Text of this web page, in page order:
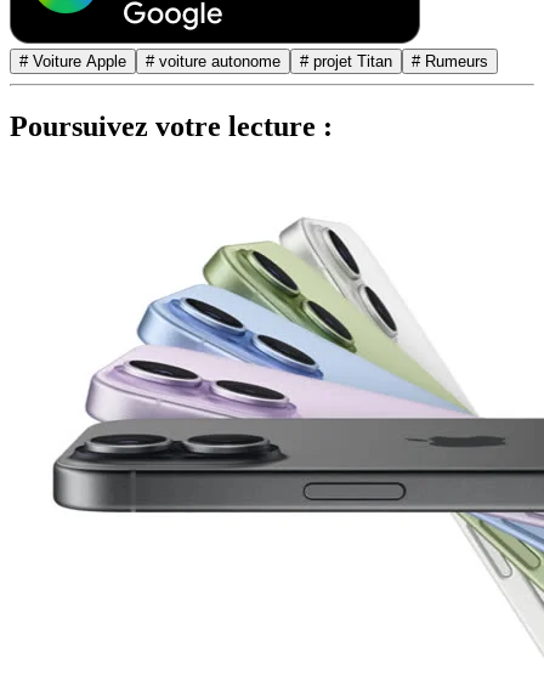
# Voiture Apple # voiture autonome # projet Titan # Rumeurs
Poursuivez votre lecture :